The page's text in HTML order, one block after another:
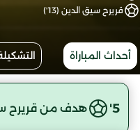
قريرح سيق الدين (13')
أحداث المباراة
5' هدف من قريرح